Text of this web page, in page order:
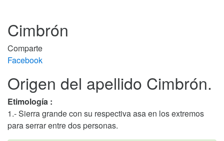
Cimbrón
Comparte
Facebook
Origen del apellido Cimbrón.
Etimología :
1.- Sierra grande con su respectiva asa en los extremos
para serrar entre dos personas.